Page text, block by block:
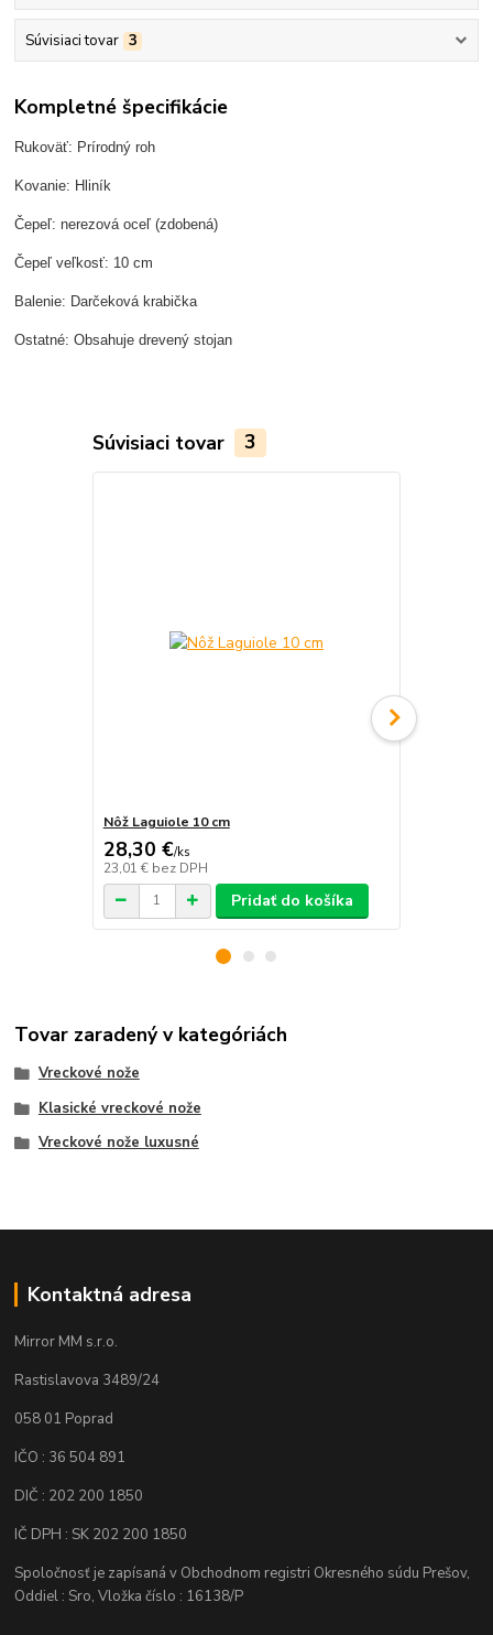
Súvisiaci tovar 3
Kompletné špecifikácie
Rukoväť: Prírodný roh
Kovanie: Hliník
Čepeľ: nerezová oceľ (zdobená)
Čepeľ veľkosť: 10 cm
Balenie: Darčeková krabička
Ostatné: Obsahuje drevený stojan
Súvisiaci tovar 3
Nôž Laguiole 10 cm
28,30 €/ks
23,01 € bez DPH
Pridať do košíka
Tovar zaradený v kategóriách
Vreckové nože
Klasické vreckové nože
Vreckové nože luxusné
Kontaktná adresa
Mirror MM s.r.o.
Rastislavova 3489/24
058 01 Poprad
IČO : 36 504 891
DIČ : 202 200 1850
IČ DPH : SK 202 200 1850
Spoločnosť je zapísaná v Obchodnom registri Okresného súdu Prešov,
Oddiel : Sro, Vložka číslo : 16138/P